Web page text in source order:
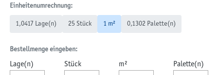
Einheitenumrechnung:
1,0417 Lage(n) 25 Stück 1 m² 0,1302 Palette(n)
Bestellmenge eingeben:
Lage(n) Stück m² Palette(n)